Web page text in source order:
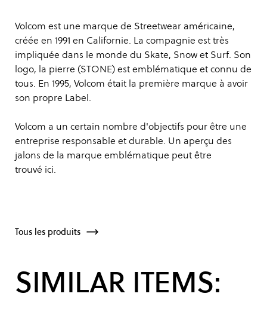
Volcom est une marque de Streetwear américaine,
créée en 1991 en Californie. La compagnie est très
impliquée dans le monde du Skate, Snow et Surf. Son
logo, la pierre (STONE) est emblématique et connu de
tous. En 1995, Volcom était la première marque à avoir
son propre Label.
Volcom a un certain nombre d'objectifs pour être une
entreprise responsable et durable. Un aperçu des
jalons de la marque emblématique peut être
trouvé ici.
Tous les produits
SIMILAR ITEMS: